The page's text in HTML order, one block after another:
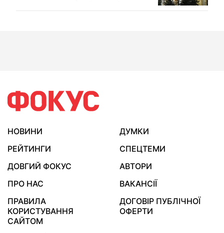
НОВИНИ
ДУМКИ
РЕЙТИНГИ
СПЕЦТЕМИ
ДОВГИЙ ФОКУС
АВТОРИ
ПРО НАС
ВАКАНСІЇ
ПРАВИЛА
КОРИСТУВАННЯ
САЙТОМ
ДОГОВІР ПУБЛІЧНОЇ
ОФЕРТИ